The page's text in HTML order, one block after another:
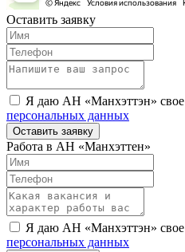
Оставить заявку
Я даю АН «Манхэттэн» свое
персональных данных
Оставить заявку
Работа в АН «Манхэттен»
Я даю АН «Манхэттэн» свое
персональных данных